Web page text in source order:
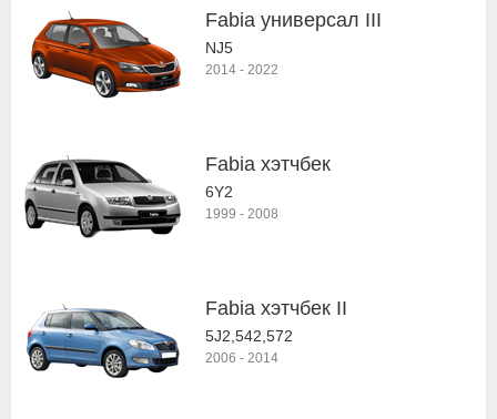
Fabia универсал III
NJ5
2014 - 2022
Fabia хэтчбек
6Y2
1999 - 2008
Fabia хэтчбек II
5J2,542,572
2006 - 2014